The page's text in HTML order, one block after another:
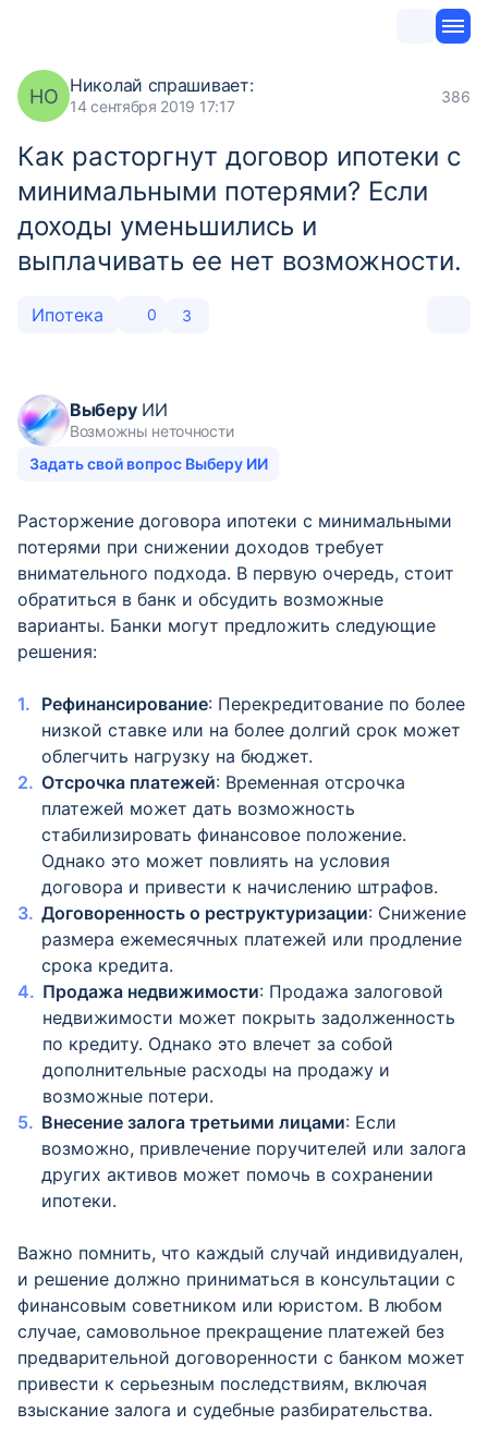
НО Николай спрашивает:
14 сентября 2019 17:17
386
Как расторгнут договор ипотеки с
минимальными потерями? Если
доходы уменьшились и
выплачивать ее нет возможности.
Ипотека 0 3
ВыберуИИ
Возможны неточности
Задать свой вопрос Выберу ИИ
Расторжение договора ипотеки с минимальными
потерями при снижении доходов требует
внимательного подхода. В первую очередь, стоит
обратиться в банк и обсудить возможные
варианты. Банки могут предложить следующие
решения:
Рефинансирование: Перекредитование по более
низкой ставке или на более долгий срок может
облегчить нагрузку на бюджет.
Отсрочка платежей: Временная отсрочка
платежей может дать возможность
стабилизировать финансовое положение.
Однако это может повлиять на условия
договора и привести к начислению штрафов.
Договоренность о реструктуризации: Снижение
размера ежемесячных платежей или продление
срока кредита.
Продажа недвижимости: Продажа залоговой
недвижимости может покрыть задолженность
по кредиту. Однако это влечет за собой
дополнительные расходы на продажу и
возможные потери.
Внесение залога третьими лицами: Если
возможно, привлечение поручителей или залога
других активов может помочь в сохранении
ипотеки.
Важно помнить, что каждый случай индивидуален,
и решение должно приниматься в консультации с
финансовым советником или юристом. В любом
случае, самовольное прекращение платежей без
предварительной договоренности с банком может
привести к серьезным последствиям, включая
взыскание залога и судебные разбирательства.